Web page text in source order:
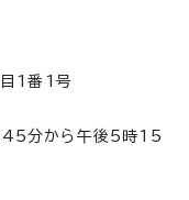
1番1号
45分から午後5時15